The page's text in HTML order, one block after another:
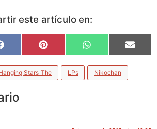
este artículo en:
Facebook Pinterest WhatsApp Email
Stars_The LPs Nikochan